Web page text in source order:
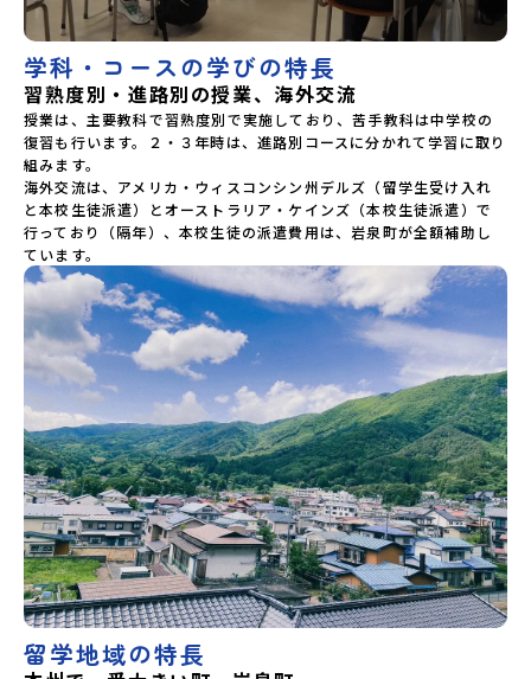
学科・コースの学びの特長
習熟度別・進路別の授業、海外交流
授業は、主要教科で習熟度別で実施しており、苦手教科は中学校の
復習も行います。２・３年時は、進路別コースに分かれて学習に取り
組みます。
海外交流は、アメリカ・ウィスコンシン州デルズ（留学生受け入れ
と本校生徒派遣）とオーストラリア・ケインズ（本校生徒派遣）で
行っており（隔年）、本校生徒の派遣費用は、岩泉町が全額補助し
ています。
留学地域の特長